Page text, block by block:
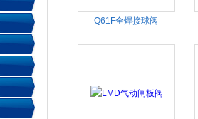
Q61F全焊接球阀